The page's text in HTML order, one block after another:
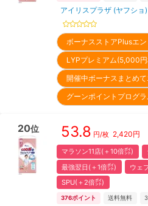
アイリスプラザ (ヤフショ)
ボーナスストアPlusエ
LYPプレミアム(5,000
開催中ボーナスまとめ
グーンポイントプログ
20位 53.8 円/枚 2,420円
マラソン11店(＋10倍㌽)
最強翌日(＋1倍㌽)
ウェ
SPU(＋2倍㌽)
376ポイント 送料無料